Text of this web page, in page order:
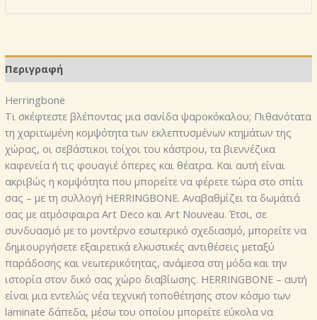
ποσότητα
Περιγραφή
Herringbone
Τι σκέφτεστε βλέποντας μια σανίδα ψαροκόκαλου; Πιθανότατα
τη χαριτωμένη κομψότητα των εκλεπτυσμένων κτημάτων της
χώρας, οι σεβάστικοι τοίχοι του κάστρου, τα βιεννέζικα
καφενεία ή τις φουαγιέ όπερες και θέατρα. Και αυτή είναι
ακριβώς η κομψότητα που μπορείτε να φέρετε τώρα στο σπίτι
σας – με τη συλλογή HERRINGBONE. Αναβαθμίζει τα δωμάτιά
σας με ατμόσφαιρα Art Deco και Art Nouveau. Έτσι, σε
συνδυασμό με το μοντέρνο εσωτερικό σχεδιασμό, μπορείτε να
δημιουργήσετε εξαιρετικά ελκυστικές αντιθέσεις μεταξύ
παράδοσης και νεωτερικότητας, ανάμεσα στη μόδα και την
ιστορία στον δικό σας χώρο διαβίωσης. HERRINGBONE – αυτή
είναι μια εντελώς νέα τεχνική τοποθέτησης στον κόσμο των
laminate δάπεδα, μέσω του οποίου μπορείτε εύκολα να